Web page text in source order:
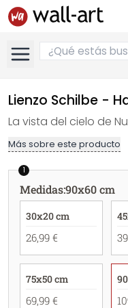
Lienzo Schilbe -
La vista del cielo de
Más sobre este producto
1
Medidas:90x60 cm
30x20 cm
26,99 €
75x50 cm
69,99 €